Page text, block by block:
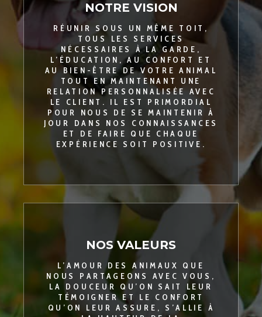
NOTRE VISION
RÉUNIR SOUS UN MÊME TOIT,
TOUS LES SERVICES
NÉCESSAIRES À LA GARDE,
L’ÉDUCATION, AU CONFORT ET
AU BIEN-ÊTRE DE VOTRE ANIMAL
TOUT EN MAINTENANT UNE
RELATION PERSONNALISÉE AVEC
LE CLIENT. IL EST PRIMORDIAL
POUR NOUS DE SE MAINTENIR À
JOUR DANS NOS CONNAISSANCES
ET DE FAIRE QUE CHAQUE
EXPÉRIENCE SOIT POSITIVE.
NOS VALEURS
L’AMOUR DES ANIMAUX QUE
NOUS PARTAGEONS AVEC VOUS,
LA DOUCEUR QU’ON SAIT LEUR
TÉMOIGNER ET LE CONFORT
QU’ON LEUR ASSURE, S’ALLIE À